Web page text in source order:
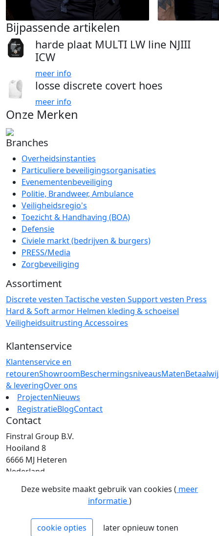
Bijpassende artikelen
harde plaat MULTI LW line NJIII
ICW
meer info
losse discrete covert hoes
meer info
Onze Merken
Branches
Overheidsinstanties
Particuliere beveiligingsorganisaties
Evenementenbeveiliging
Politie, Brandweer, Ambulance
Veiligheidsregio's
Toezicht & Handhaving (BOA)
Defensie
Civiele markt (bedrijven & burgers)
PRESS/Media
Zorgbeveiliging
Assortiment
Discrete vesten Tactische vesten Support vesten Press
Hard & Soft armor Helmen kleding & schoeisel
Veiligheidsuitrusting Accessoires
Klantenservice
Klantenservice en
retourenShowroomBeschermingsniveausMaten
& leveringOver ons
ProjectenNieuws
RegistratieBlogContact
Contact
Finstral Group B.V.
Hooiland 8
6666 MJ Heteren
Nederland
E: info@finstral.nl
BTW: NL813263025B01
EORI: NL813263025
NCAGE: H2NM0
Deze website maakt gebruik van cookies ( meer
informatie)
cookie opties later opnieuw tonen